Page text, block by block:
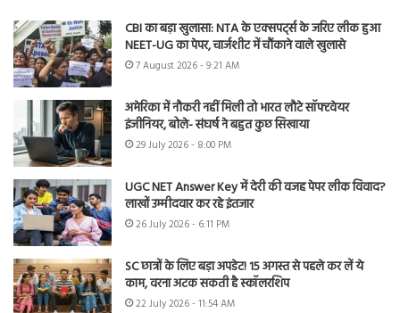
CBI का बड़ा खुलासा: NTA के एक्सपर्ट्स के जरिए लीक हुआ
NEET-UG का पेपर, चार्जशीट में चौंकाने वाले खुलासे
7 August 2026 - 9:21 AM
अमेरिका में नौकरी नहीं मिली तो भारत लौटे सॉफ्टवेयर
इंजीनियर, बोले- संघर्ष ने बहुत कुछ सिखाया
29 July 2026 - 8:00 PM
UGC NET Answer Key में देरी की वजह पेपर लीक विवाद?
लाखों उम्मीदवार कर रहे इंतजार
26 July 2026 - 6:11 PM
SC छात्रों के लिए बड़ा अपडेट! 15 अगस्त से पहले कर लें ये
काम, वरना अटक सकती है स्कॉलरशिप
22 July 2026 - 11:54 AM